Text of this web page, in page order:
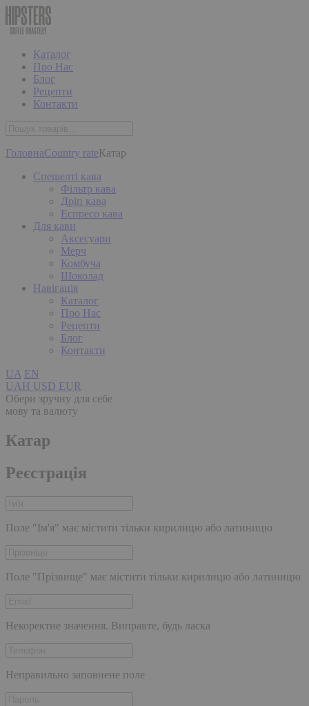
Каталог
Про Нас
Блог
Рецепти
Контакти
ГоловнаCountry rateКатар
Спешелті кава
Фільтр кава
Дріп кава
Еспресо кава
Для кави
Аксесуари
Мерч
Комбуча
Шоколад
Навігація
Каталог
Про Нас
Рецепти
Блог
Контакти
UA EN
UAH USD EUR
Обери зручну для себе
мову та валюту
Катар
Реєстрація
Поле "Ім'я" має містити тільки кирилицю або латиницю
Поле "Прізвище" має містити тільки кирилицю або латиницю
Некоректне значення. Виправте, будь ласка
Неправильно заповнене поле